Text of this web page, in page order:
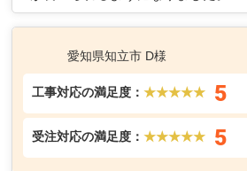
愛知県知立市 D様
工事対応の満足度：★★★★★ 5
受注対応の満足度：★★★★★ 5